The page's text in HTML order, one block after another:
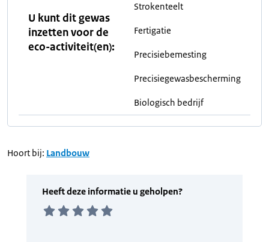
U kunt dit gewas
inzetten voor de
eco-activiteit(en):
Strokenteelt
Fertigatie
Precisiebemesting
Precisiegewasbescherming
Biologisch bedrijf
Hoort bij: Landbouw